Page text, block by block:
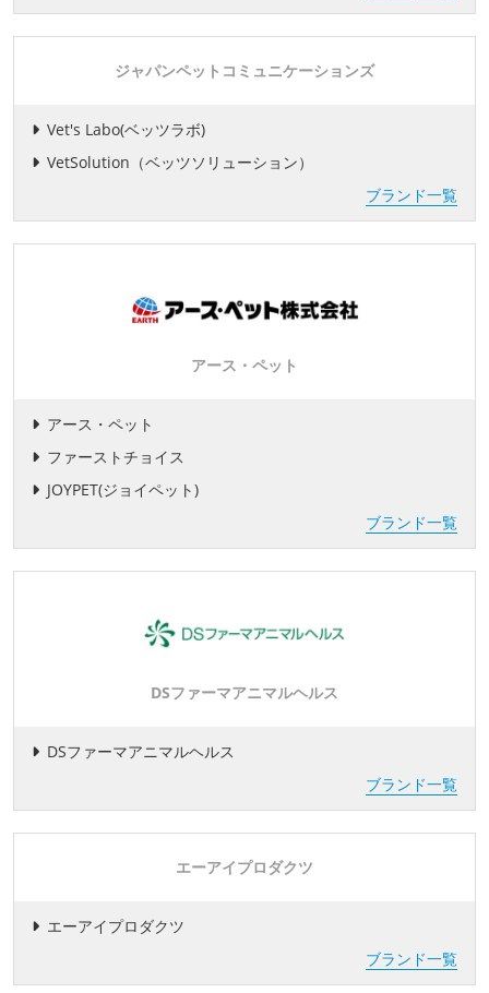
ジャパンペットコミュニケーションズ
Vet's Labo(ベッツラボ)
VetSolution（ベッツソリューション）
ブランド一覧
アース・ペット
アース・ペット
ファーストチョイス
JOYPET(ジョイペット)
ブランド一覧
DSファーマアニマルヘルス
DSファーマアニマルヘルス
ブランド一覧
エーアイプロダクツ
エーアイプロダクツ
ブランド一覧